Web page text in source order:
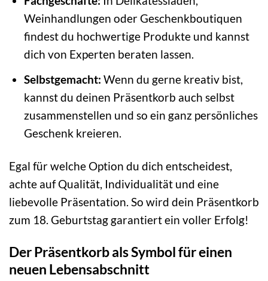
Weinhandlungen oder Geschenkboutiquen
findest du hochwertige Produkte und kannst
dich von Experten beraten lassen.
Selbstgemacht: Wenn du gerne kreativ bist,
kannst du deinen Präsentkorb auch selbst
zusammenstellen und so ein ganz persönliches
Geschenk kreieren.
Egal für welche Option du dich entscheidest,
achte auf Qualität, Individualität und eine
liebevolle Präsentation. So wird dein Präsentkorb
zum 18. Geburtstag garantiert ein voller Erfolg!
Der Präsentkorb als Symbol für einen
neuen Lebensabschnitt